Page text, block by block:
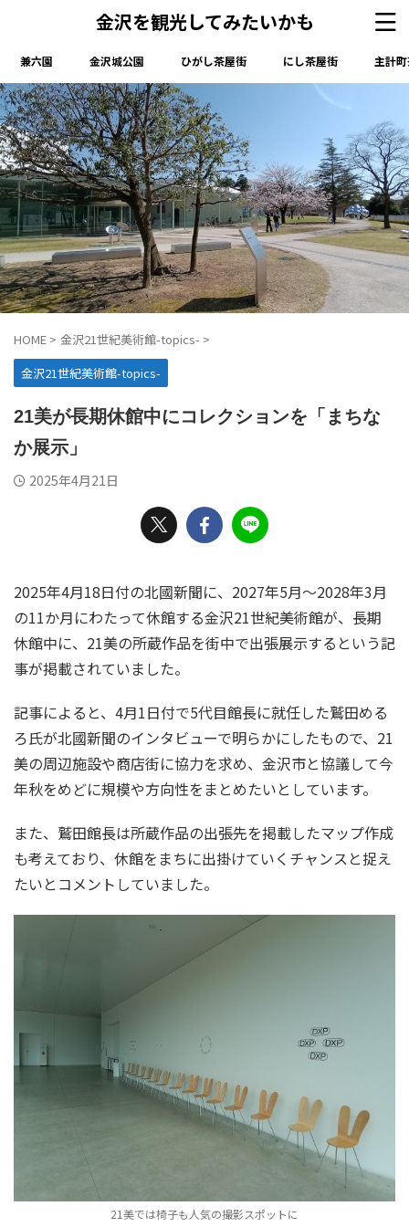
金沢を観光してみたいかも
兼六園 金沢城公園 ひがし茶屋街 にし茶屋街 主計
HOME > 金沢21世紀美術館-topics- >
金沢21世紀美術館-topics-
21美が長期休館中にコレクションを「まちな
か展示」
2025年4月21日
2025年4月18日付の北國新聞に、2027年5月～2028年3月
の11か月にわたって休館する金沢21世紀美術館が、長期
休館中に、21美の所蔵作品を街中で出張展示するという記
事が掲載されていました。
記事によると、4月1日付で5代目館長に就任した鷲田める
ろ氏が北國新聞のインタビューで明らかにしたもので、21
美の周辺施設や商店街に協力を求め、金沢市と協議して今
年秋をめどに規模や方向性をまとめたいとしています。
また、鷲田館長は所蔵作品の出張先を掲載したマップ作成
も考えており、休館をまちに出掛けていくチャンスと捉え
たいとコメントしていました。
21美では椅子も人気の撮影スポットに